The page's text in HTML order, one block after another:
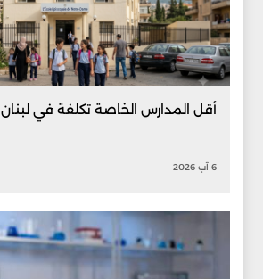
أقل المدارس الخاصة تكلفة في لبنان
6 آب 2026